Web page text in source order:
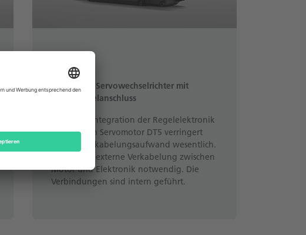
ihD
Dezentrale Servowechselrichter mit
Hybridkabelanschluss
Durch die Integration der Regelelektronik
ihD auf den Servomotor DT5 verringert
sich der verkabelungsaufwand wesentlich.
Es ist keine externe Verkabelung zwischen
Motor und Elektronik notwendig. Die
Verbindungen sind intern geführt.